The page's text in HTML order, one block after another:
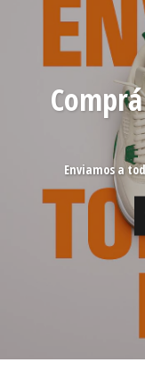
Enviamos a